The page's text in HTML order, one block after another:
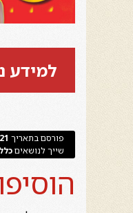
למידע
פורסם בתאריך 21 ביוני 2019
שייך לנושאים